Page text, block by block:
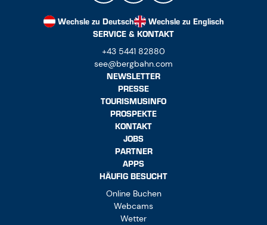
Wechsle zu Deutsch
Wechsle zu Englisch
SERVICE & KONTAKT
+43 5441 82880
see@bergbahn.com
NEWSLETTER
PRESSE
TOURISMUSINFO
PROSPEKTE
KONTAKT
JOBS
PARTNER
APPS
HÄUFIG BESUCHT
Online Buchen
Webcams
Wetter